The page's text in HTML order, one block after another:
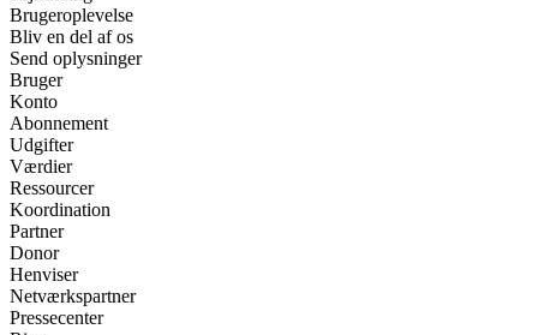
Brugeroplevelse
Bliv en del af os
Send oplysninger
Bruger
Konto
Abonnement
Udgifter
Værdier
Ressourcer
Koordination
Partner
Donor
Henviser
Netværkspartner
Pressecenter